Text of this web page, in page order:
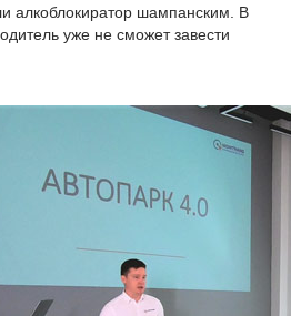
алкоблокиратор шампанским. В
уже не сможет завести